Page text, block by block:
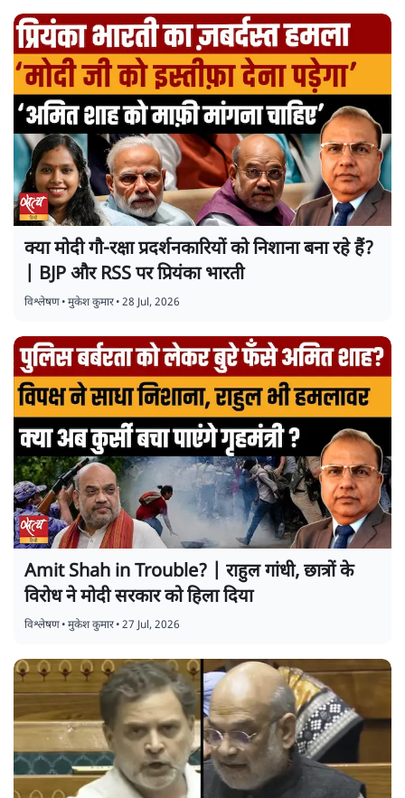
क्या मोदी गौ-रक्षा प्रदर्शनकारियों को निशाना बना रहे हैं?
| BJP और RSS पर प्रियंका भारती
विश्लेषण•मुकेश कुमार•28 Jul, 2026
Amit Shah in Trouble? | राहुल गांधी, छात्रों के
विरोध ने मोदी सरकार को हिला दिया
विश्लेषण•मुकेश कुमार•27 Jul, 2026